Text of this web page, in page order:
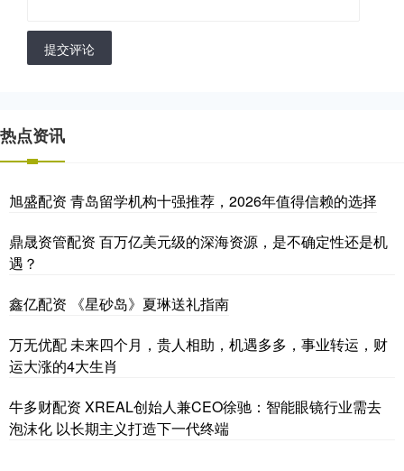
提交评论
热点资讯
旭盛配资 青岛留学机构十强推荐，2026年值得信赖的选择
鼎晟资管配资 百万亿美元级的深海资源，是不确定性还是机
遇？
鑫亿配资 《星砂岛》夏琳送礼指南
万无优配 未来四个月，贵人相助，机遇多多，事业转运，财
运大涨的4大生肖
牛多财配资 XREAL创始人兼CEO徐驰：智能眼镜行业需去
泡沫化 以长期主义打造下一代终端